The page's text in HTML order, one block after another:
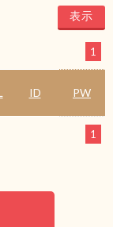
1
ID PW
1